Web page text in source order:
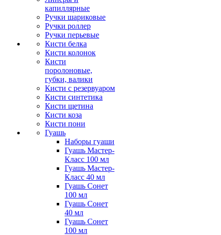
капиллярные
Ручки шариковые
Ручки роллер
Ручки перьевые
Кисти белка
Кисти колонок
Кисти
поролоновые,
губки, валики
Кисти с резервуаром
Кисти синтетика
Кисти щетина
Кисти коза
Кисти пони
Гуашь
Наборы гуаши
Гуашь Мастер-
Класс 100 мл
Гуашь Мастер-
Класс 40 мл
Гуашь Сонет
100 мл
Гуашь Сонет
40 мл
Гуашь Сонет
100 мл